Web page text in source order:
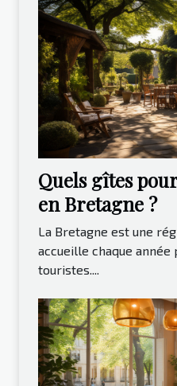
Quels gîtes
en Bretagne ?
La Bretagne est une
accueille chaque
touristes....